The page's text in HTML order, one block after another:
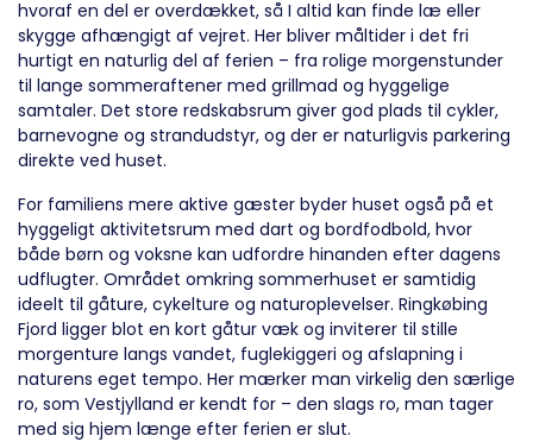
hvoraf en del er overdækket, så I altid kan finde læ eller
skygge afhængigt af vejret. Her bliver måltider i det fri
hurtigt en naturlig del af ferien – fra rolige morgenstunder
til lange sommeraftener med grillmad og hyggelige
samtaler. Det store redskabsrum giver god plads til cykler,
barnevogne og strandudstyr, og der er naturligvis parkering
direkte ved huset.
For familiens mere aktive gæster byder huset også på et
hyggeligt aktivitetsrum med dart og bordfodbold, hvor
både børn og voksne kan udfordre hinanden efter dagens
udflugter. Området omkring sommerhuset er samtidig
ideelt til gåture, cykelture og naturoplevelser. Ringkøbing
Fjord ligger blot en kort gåtur væk og inviterer til stille
morgenture langs vandet, fuglekiggeri og afslapning i
naturens eget tempo. Her mærker man virkelig den særlige
ro, som Vestjylland er kendt for – den slags ro, man tager
med sig hjem længe efter ferien er slut.